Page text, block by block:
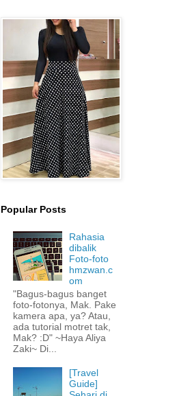
Popular Posts
Rahasia
dibalik
Foto-foto
hmzwan.c
om
"Bagus-bagus banget
foto-fotonya, Mak. Pake
kamera apa, ya? Atau,
ada tutorial motret tak,
Mak? :D" ~Haya Aliya
Zaki~ Di...
[Travel
Guide]